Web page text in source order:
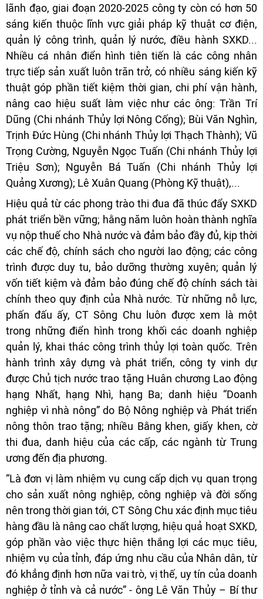
lãnh đạo, giai đoạn 2020-2025 công ty còn có hơn 50
sáng kiến thuộc lĩnh vực giải pháp kỹ thuật cơ điện,
quản lý công trình, quản lý nước, điều hành SXKD...
Nhiều cá nhân điển hình tiên tiến là các công nhân
trực tiếp sản xuất luôn trăn trở, có nhiều sáng kiến kỹ
thuật góp phần tiết kiệm thời gian, chi phí vận hành,
nâng cao hiệu suất làm việc như các ông: Trần Trí
Dũng (Chi nhánh Thủy lợi Nông Cống); Bùi Văn Nghìn,
Trịnh Đức Hùng (Chi nhánh Thủy lợi Thạch Thành); Vũ
Trọng Cường, Nguyễn Ngọc Tuấn (Chi nhánh Thủy lợi
Triệu Sơn); Nguyễn Bá Tuấn (Chi nhánh Thủy lợi
Quảng Xương); Lê Xuân Quang (Phòng Kỹ thuật),...
Hiệu quả từ các phong trào thi đua đã thúc đẩy SXKD
phát triển bền vững; hằng năm luôn hoàn thành nghĩa
vụ nộp thuế cho Nhà nước và đảm bảo đầy đủ, kịp thời
các chế độ, chính sách cho người lao động; các công
trình được duy tu, bảo dưỡng thường xuyên; quản lý
vốn tiết kiệm và đảm bảo đúng chế độ chính sách tài
chính theo quy định của Nhà nước. Từ những nỗ lực,
phấn đấu ấy, CT Sông Chu luôn được xem là một
trong những điển hình trong khối các doanh nghiệp
quản lý, khai thác công trình thủy lợi toàn quốc. Trên
hành trình xây dựng và phát triển, công ty vinh dự
được Chủ tịch nước trao tặng Huân chương Lao động
hạng Nhất, hạng Nhì, hạng Ba; danh hiệu “Doanh
nghiệp vì nhà nông” do Bộ Nông nghiệp và Phát triển
nông thôn trao tặng; nhiều Bằng khen, giấy khen, cờ
thi đua, danh hiệu của các cấp, các ngành từ Trung
ương đến địa phương.
“Là đơn vị làm nhiệm vụ cung cấp dịch vụ quan trọng
cho sản xuất nông nghiệp, công nghiệp và đời sống
nên trong thời gian tới, CT Sông Chu xác định mục tiêu
hàng đầu là nâng cao chất lượng, hiệu quả hoạt SXKD,
góp phần vào việc thực hiện thắng lợi các mục tiêu,
nhiệm vụ của tỉnh, đáp ứng nhu cầu của Nhân dân, từ
đó khẳng định hơn nữa vai trò, vị thế, uy tín của doanh
nghiệp ở tỉnh và cả nước” - ông Lê Văn Thủy – Bí thư